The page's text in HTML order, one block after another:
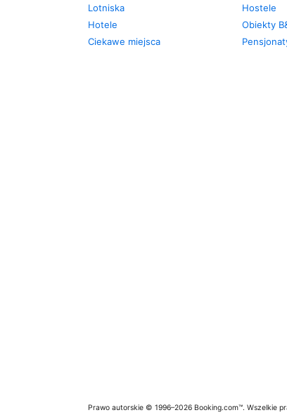
Lotniska
Hotele
Ciekawe miejsca
Hostele
Obiekty
Prawo autorskie © 1996–2026 Booking.com™. Wszelkie